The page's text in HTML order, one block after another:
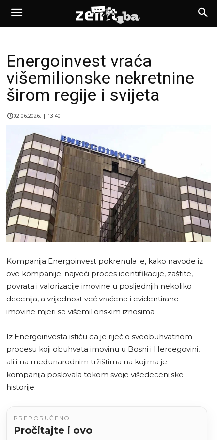
Energoinvest vraća
višemilionske nekretnine
širom regije i svijeta
02.06.2026. | 13:40
Kompanija Energoinvest pokrenula je, kako navode iz
ove kompanije, najveći proces identifikacije, zaštite,
povrata i valorizacije imovine u posljednjih nekoliko
decenija, a vrijednost već vraćene i evidentirane
imovine mjeri se višemilionskim iznosima.
Iz Energoinvesta ističu da je riječ o sveobuhvatnom
procesu koji obuhvata imovinu u Bosni i Hercegovini,
ali i na međunarodnim tržištima na kojima je
kompanija poslovala tokom svoje višedecenijske
historije.
PREPORUČENO
Pročitajte i ovo